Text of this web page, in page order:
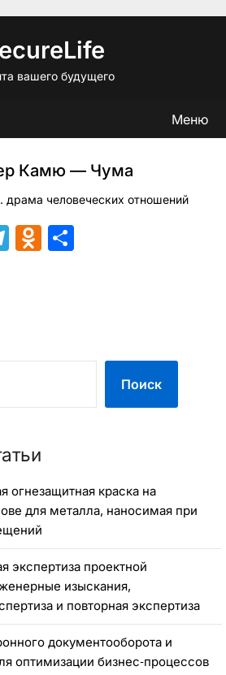
вашего будущего
Меню
Камю — Чума
драма человеческих отношений
Telegram
Odnoklassniki
Поиск
огнезащитная краска на
для металла, наносимая при
экспертиза проектной
изыскания,
и повторная экспертиза
документооборота и
оптимизации бизнес‑процессов